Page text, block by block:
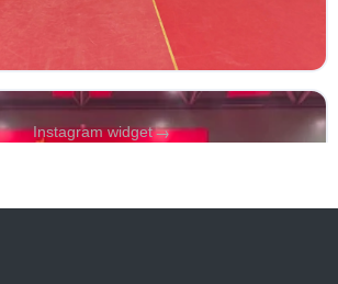
Instagram widget→